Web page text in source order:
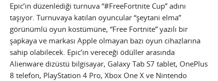
Epic’in düzenlediği turnuva “#FreeFortnite Cup” adını
taşıyor. Turnuvaya katılan oyuncular “şeytani elma”
görünümlü oyun kostümüne, “Free Fortnite” yazılı bir
şapkaya ve markası Apple olmayan bazı oyun cihazlarına
sahip olabilecek. Epic’in vereceği ödüller arasında
Alienware dizüstü bilgisayar, Galaxy Tab S7 tablet, OnePlus
8 telefon, PlayStation 4 Pro, Xbox One X ve Nintendo